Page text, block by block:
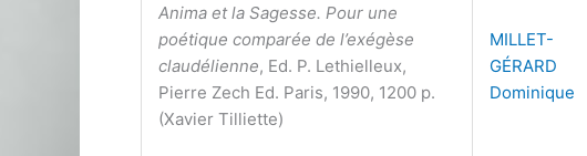
Anima et la Sagesse. Pour une
poétique comparée de l’exégèse
claudélienne, Ed. P. Lethielleux,
Pierre Zech Ed. Paris, 1990, 1200 p.
(Xavier Tilliette)
MILLET-
GÉRARD
Dominique